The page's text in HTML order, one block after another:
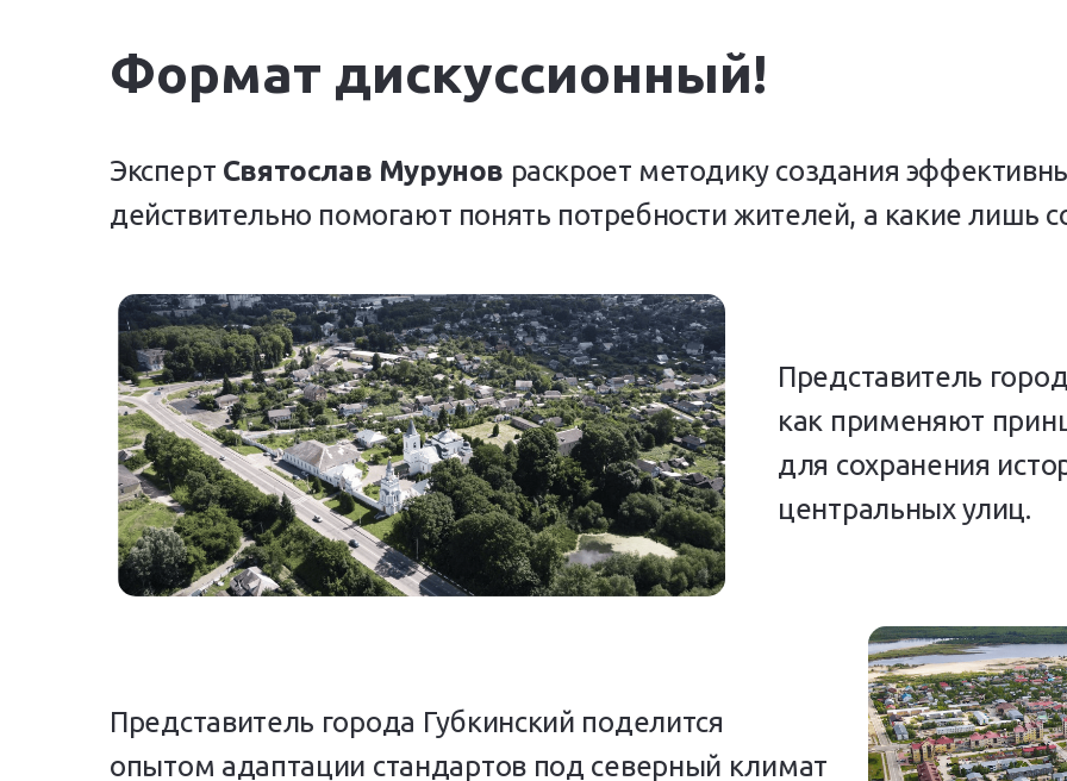
Представитель города Губкинский поделится
опытом адаптации стандартов под северный климат
Представитель
как применяют
для сохранения
центральных улиц.
Эксперт Святослав Мурунов раскроет методику создания
действительно помогают понять потребности жителей, а какие лишь
Формат дискуссионный!